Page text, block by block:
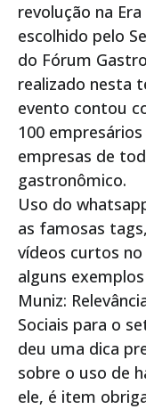
revolução na
escolhido pelo
do Fórum
realizado nesta
evento contou
100
empresas de
gastronômico.
Uso do
as famosas
vídeos curtos
alguns
Muniz:
Sociais para o
deu uma dica
sobre o uso de
ele, é item